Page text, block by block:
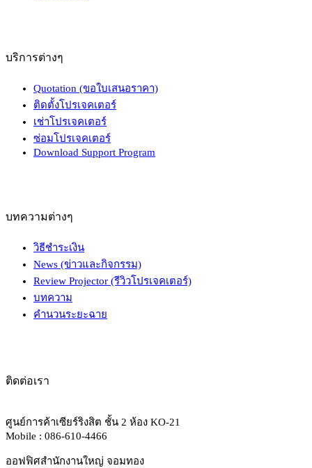
บริการต่างๆ
Quotation (ขอใบเสนอราคา)
ติดตั้งโปรเจคเตอร์
เช่าโปรเจคเตอร์
ซ่อมโปรเจคเตอร์
Download Support Program
บทความต่างๆ
วิธีชำระเงิน
News (ข่าวและกิจกรรม)
Review Projector (รีวิวโปรเจคเตอร์)
บทความ
คำนวนระยะฉาย
ติดต่อเรา
ศูนย์การค้าเซียร์ริงสิต ชั้น 2 ห้อง KO-21
Mobile : 086-610-4466
ออฟฟิศสำนักงานใหญ่ จอมทอง